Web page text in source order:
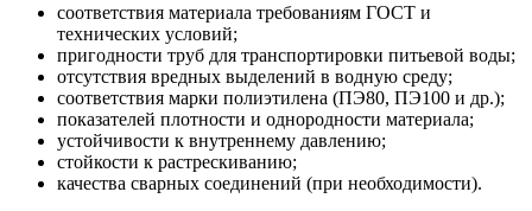
соответствия материала требованиям ГОСТ и
технических условий;
пригодности труб для транспортировки питьевой воды;
отсутствия вредных выделений в водную среду;
соответствия марки полиэтилена (ПЭ80, ПЭ100 и др.);
показателей плотности и однородности материала;
устойчивости к внутреннему давлению;
стойкости к растрескиванию;
качества сварных соединений (при необходимости).